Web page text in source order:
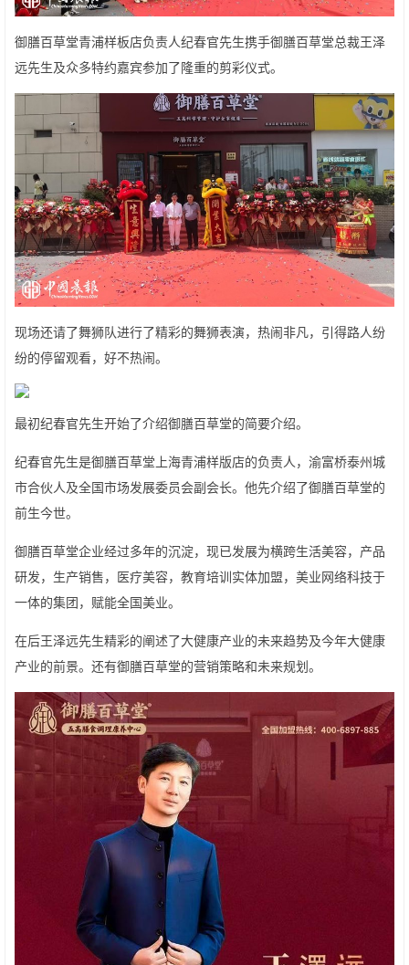
御膳百草堂青浦样板店负责人纪春官先生携手御膳百草堂总裁王泽
远先生及众多特约嘉宾参加了隆重的剪彩仪式。
现场还请了舞狮队进行了精彩的舞狮表演，热闹非凡，引得路人纷
纷的停留观看，好不热闹。
最初纪春官先生开始了介绍御膳百草堂的简要介绍。
纪春官先生是御膳百草堂上海青浦样版店的负责人，渝富桥泰州城
市合伙人及全国市场发展委员会副会长。他先介绍了御膳百草堂的
前生今世。
御膳百草堂企业经过多年的沉淀，现已发展为横跨生活美容，产品
研发，生产销售，医疗美容，教育培训实体加盟，美业网络科技于
一体的集团，赋能全国美业。
在后王泽远先生精彩的阐述了大健康产业的未来趋势及今年大健康
产业的前景。还有御膳百草堂的营销策略和未来规划。